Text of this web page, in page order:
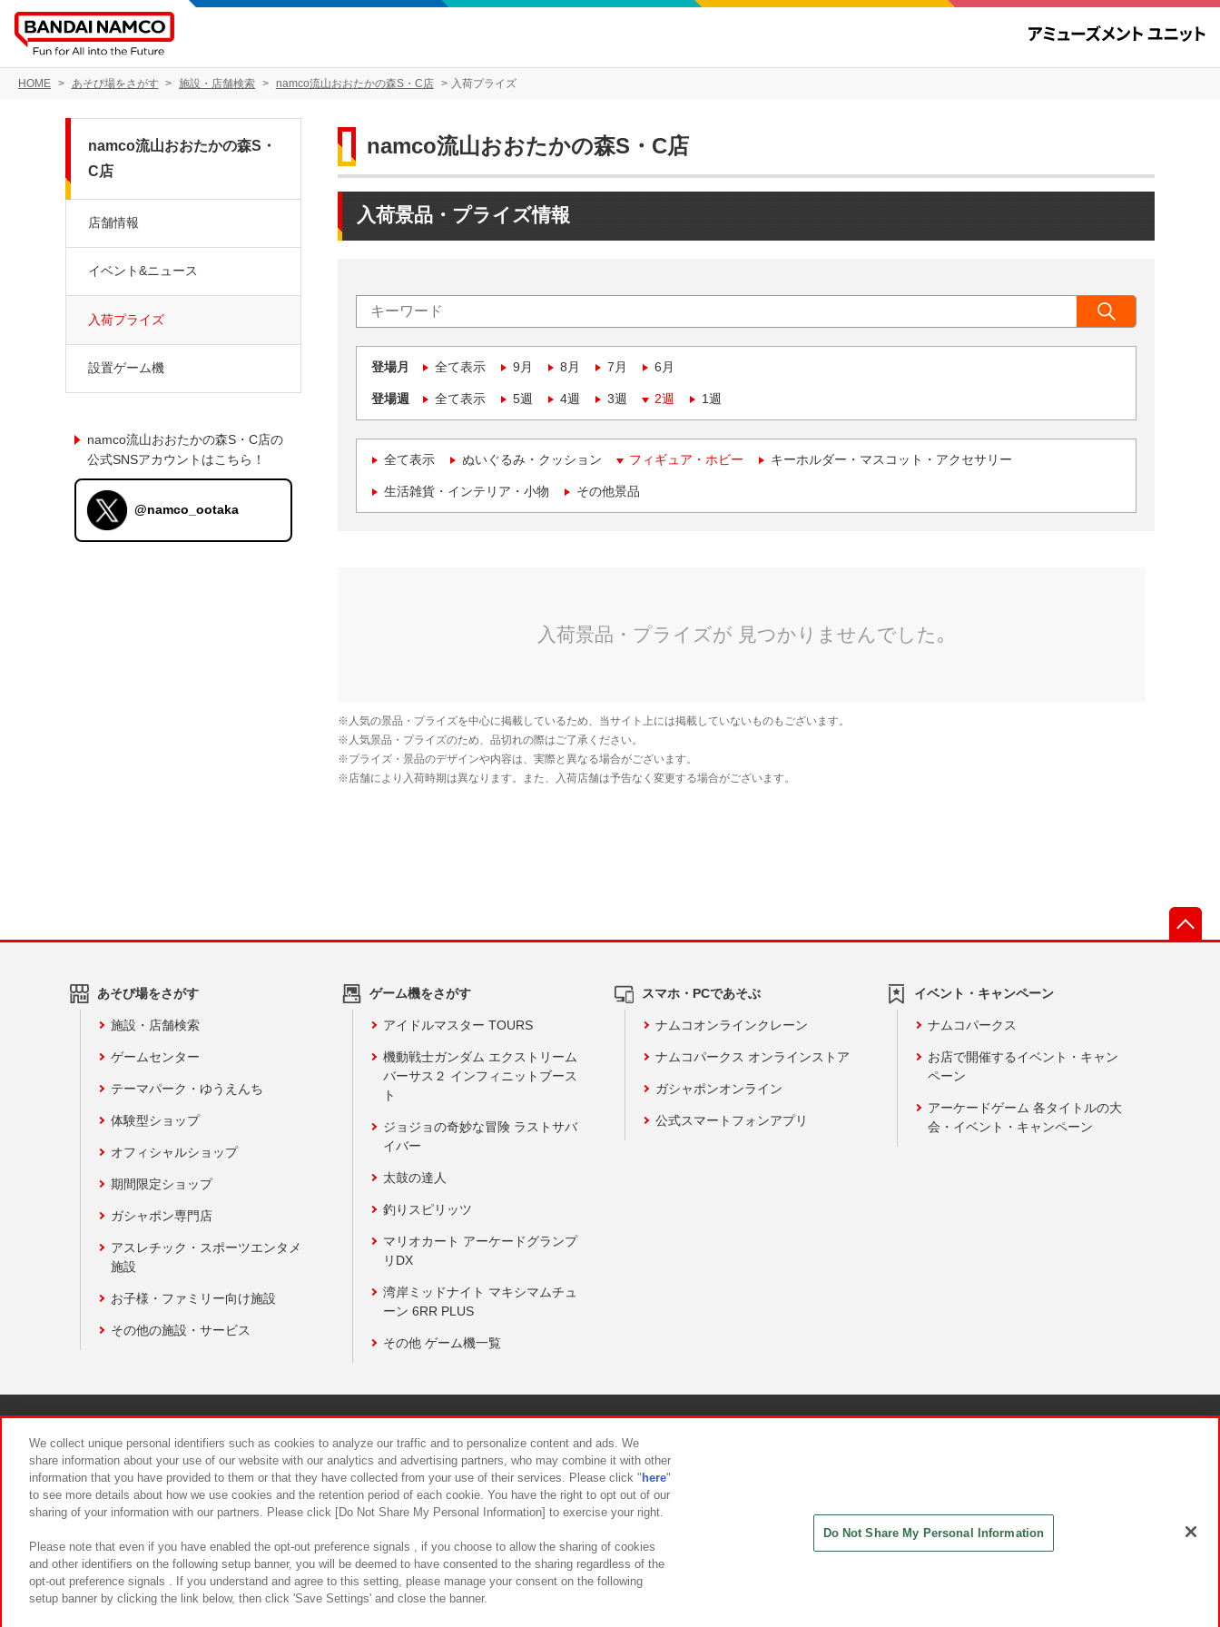
HOME あそび場をさがす 施設・店舗検索 namco流山おおたかの森S・C店 入荷プライズ
namco流山おおたかの森S・C店
入荷景品・プライズ情報
登場月 全て表示 9月 8月 7月 6月
登場週 全て表示 5週 4週 3週 2週 1週
全て表示 ぬいぐるみ・クッション フィギュア・ホビー キーホルダー・マスコット・アクセサリー
生活雑貨・インテリア・小物 その他景品
namco流山おおたかの森S・
C店
店舗情報
イベント&ニュース
入荷プライズ
設置ゲーム機
namco流山おおたかの森S・C店の
公式SNSアカウントはこちら！
@namco_ootaka
あそび場をさがす
施設・店舗検索
ゲームセンター
テーマパーク・ゆうえんち
体験型ショップ
オフィシャルショップ
期間限定ショップ
ガシャポン専門店
アスレチック・スポーツエンタメ
施設
お子様・ファミリー向け施設
その他の施設・サービス
ゲーム機をさがす
アイドルマスター TOURS
機動戦士ガンダム エクストリーム
バーサス２ インフィニットブース
ト
ジョジョの奇妙な冒険 ラストサバ
イバー
太鼓の達人
釣りスピリッツ
マリオカート アーケードグランプ
リDX
湾岸ミッドナイト マキシマムチュ
ーン 6RR PLUS
その他 ゲーム機一覧
スマホ・PCであそぶ
ナムコオンラインクレーン
ナムコパークス オンラインストア
ガシャポンオンライン
公式スマートフォンアプリ
イベント・キャンペーン
ナムコパークス
お店で開催するイベント・キャン
ペーン
アーケードゲーム 各タイトルの大
会・イベント・キャンペーン
食品のご提供について カスタマーハラスメント対応方針
We collect unique personal identifiers such as cookies to analyze our traffic and to personalize content and ads. We
share information about your use of our website with our analytics and advertising partners, who may combine it with other
information that you have provided to them or that they have collected from your use of their services. Please click " here"
to see more details about how we use cookies and the retention period of each cookie. You have the right to opt out of our
sharing of your information with our partners. Please click [Do Not Share My Personal Information] to exercise your right.
Please note that even if you have enabled the opt-out preference signals , if you choose to allow the sharing of cookies
and other identifiers on the following setup banner, you will be deemed to have consented to the sharing regardless of the
opt-out preference signals . If you understand and agree to this setting, please manage your consent on the following
setup banner by clicking the link below, then click 'Save Settings' and close the banner.
Do Not Share My Personal Information